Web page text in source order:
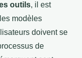
outils, il est
modèles
doivent se
de